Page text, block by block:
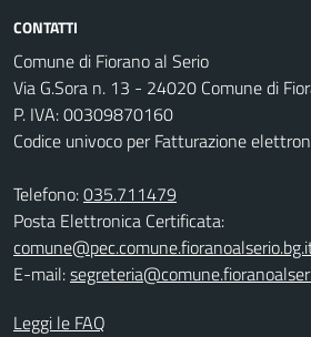
CONTATTI
Comune di Fiorano al Serio
Via G.Sora n. 13 - 24020 Comune di
P. IVA: 00309870160
Codice univoco per Fatturazione
Telefono:035.711479
Posta Elettronica Certificata:
E-mail:
Leggi le FAQ